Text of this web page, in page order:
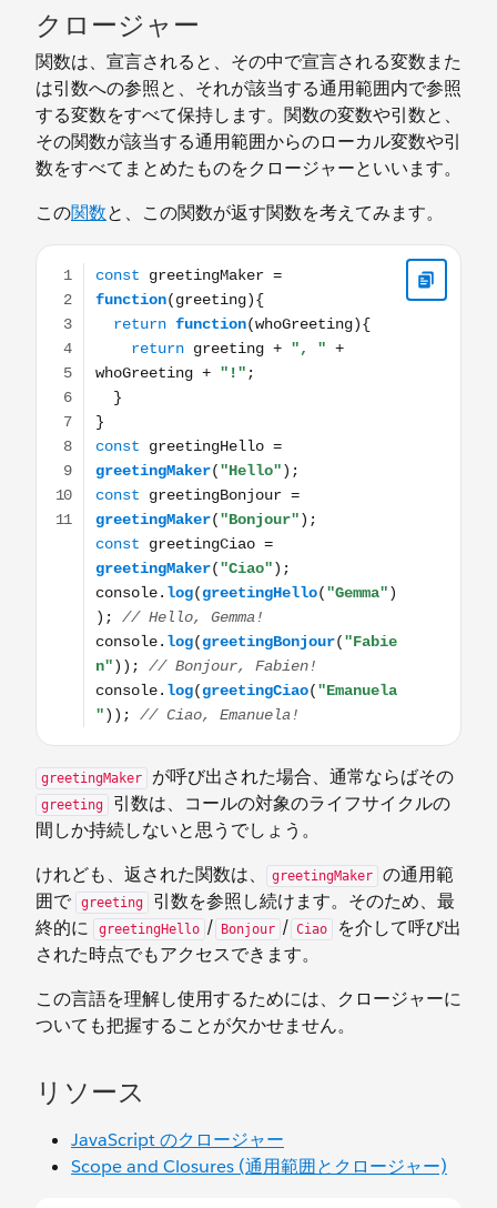
クロージャー
関数は、宣言されると、その中で宣言される変数また
は引数への参照と、それが該当する通用範囲内で参照
する変数をすべて保持します。関数の変数や引数と、
その関数が該当する通用範囲からのローカル変数や引
数をすべてまとめたものをクロージャーといいます。
この関数と、この関数が返す関数を考えてみます。
const greetingMaker = function(greeting){ return
greetingMaker が呼び出された場合、通常ならばその
greeting
引数は、コールの対象のライフサイクルの
間しか持続しないと思うでしょう。
けれども、返された関数は、
greetingMaker
の通用範
囲で
greeting
引数を参照し続けます。そのため、最
終的に
greetingHello / Bonjour / Ciao
を介して呼び出
された時点でもアクセスできます。
この言語を理解し使用するためには、クロージャーに
ついても把握することが欠かせません。
リソース
JavaScript のクロージャー
Scope and Closures (通用範囲とクロージャー)